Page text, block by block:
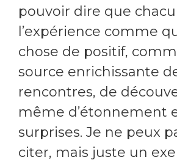
pouvoir dire que
l’expérience comme
chose de positif,
source enrichissante
rencontres, de
même d’étonnement
surprises. Je ne peux
citer, mais juste un